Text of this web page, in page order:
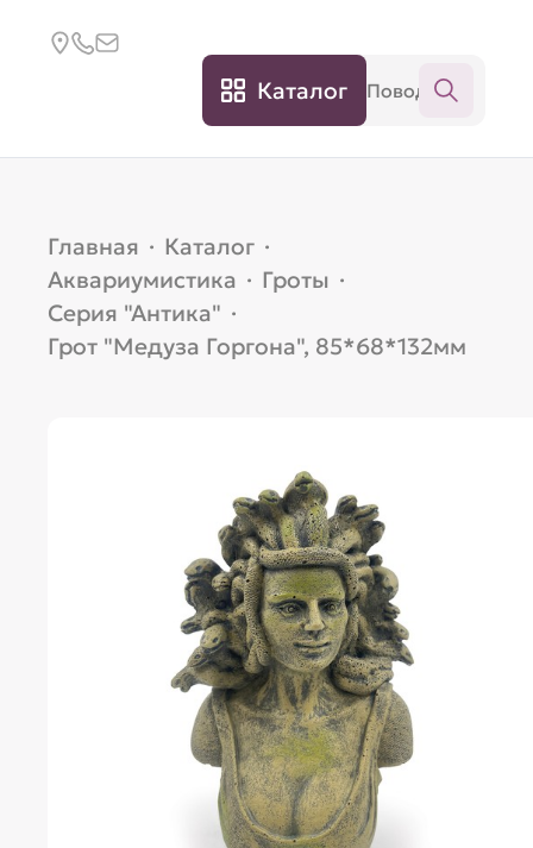
Каталог
Главная · Каталог ·
Аквариумистика · Гроты ·
Серия "Антика" ·
Грот "Медуза Горгона", 85*68*132мм